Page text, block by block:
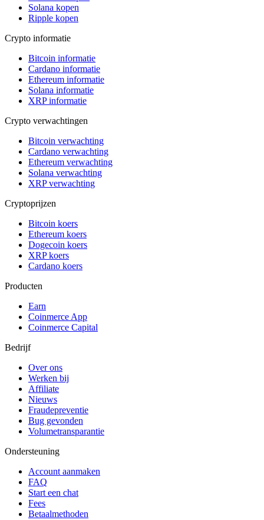
Solana kopen
Ripple kopen
Crypto informatie
Bitcoin informatie
Cardano informatie
Ethereum informatie
Solana informatie
XRP informatie
Crypto verwachtingen
Bitcoin verwachting
Cardano verwachting
Ethereum verwachting
Solana verwachting
XRP verwachting
Cryptoprijzen
Bitcoin koers
Ethereum koers
Dogecoin koers
XRP koers
Cardano koers
Producten
Earn
Coinmerce App
Coinmerce Capital
Bedrijf
Over ons
Werken bij
Affiliate
Nieuws
Fraudepreventie
Bug gevonden
Volumetransparantie
Ondersteuning
Account aanmaken
FAQ
Start een chat
Fees
Betaalmethoden